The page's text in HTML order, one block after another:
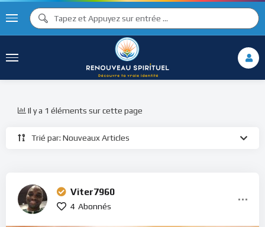
Trié par: Nouveaux Articles
Il y a 1 éléments sur cette page
Viter7960
4 Abonnés